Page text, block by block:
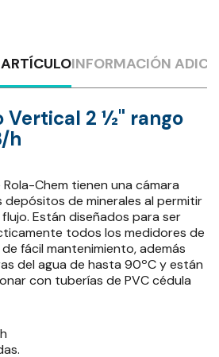
INFORMACIÓN
Vertical 2 ½" rango
h
Chem tienen una cámara
depósitos de minerales al permitir
Están diseñados para ser
todos los medidores de
fácil mantenimiento, además
del agua de hasta 90ºC y están
con tuberías de PVC cédula